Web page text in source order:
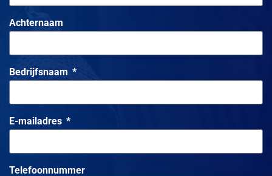
Achternaam
Bedrijfsnaam
E-mailadres
Telefoonnummer